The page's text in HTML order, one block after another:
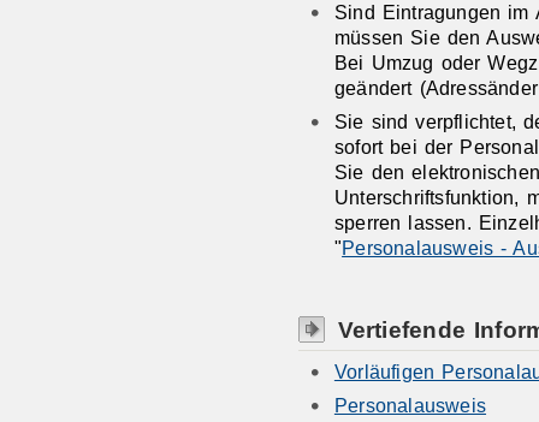
Sind Eintragungen im
müssen Sie den
Bei Umzug oder
geändert
Sie sind verpflichtet,
sofort bei der
Sie den
Unterschriftsfunktion,
sperren lassen.
"Personalausweis -
Vertiefende
Vorläufigen
Personalausweis